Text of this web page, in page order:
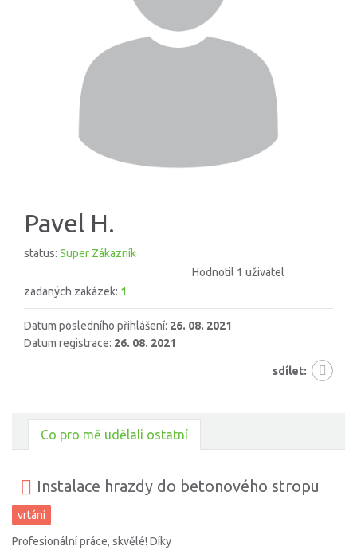
Pavel H.
status: Super Zákazník
Hodnotil 1 uživatel
zadaných zakázek: 1
Datum posledního přihlášení: 26. 08. 2021
Datum registrace: 26. 08. 2021
sdílet:
Co pro mě udělali ostatní
Instalace hrazdy do betonového stropu
vrtání
Profesionální práce, skvělé! Díky